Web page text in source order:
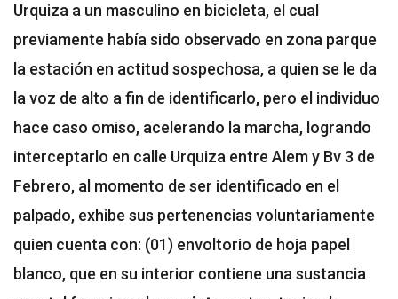
Urquiza a un masculino en bicicleta, el cual
previamente había sido observado en zona parque
la estación en actitud sospechosa, a quien se le da
la voz de alto a fin de identificarlo, pero el individuo
hace caso omiso, acelerando la marcha, logrando
interceptarlo en calle Urquiza entre Alem y Bv 3 de
Febrero, al momento de ser identificado en el
palpado, exhibe sus pertenencias voluntariamente
quien cuenta con: (01) envoltorio de hoja papel
blanco, que en su interior contiene una sustancia